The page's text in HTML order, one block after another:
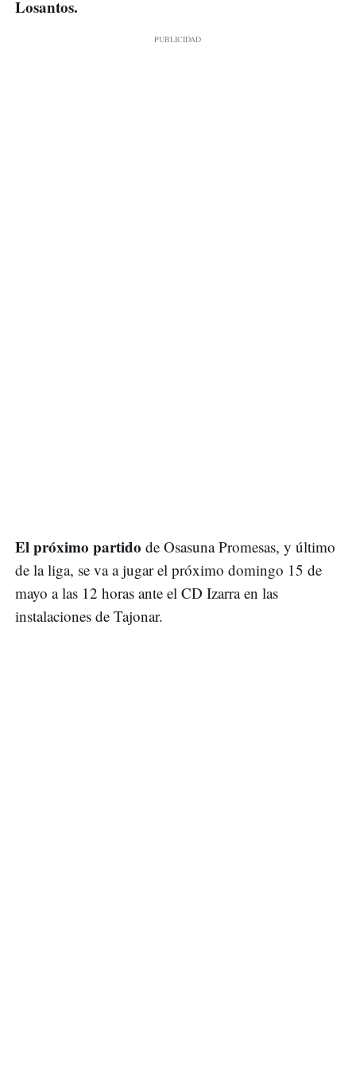
Losantos.
El próximo partido de Osasuna Promesas, y último
de la liga, se va a jugar el próximo domingo 15 de
mayo a las 12 horas ante el CD Izarra en las
instalaciones de Tajonar.